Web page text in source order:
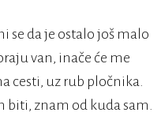
se da je ostalo još malo
van, inače će me
cesti, uz rub pločnika.
biti, znam od kuda sam.